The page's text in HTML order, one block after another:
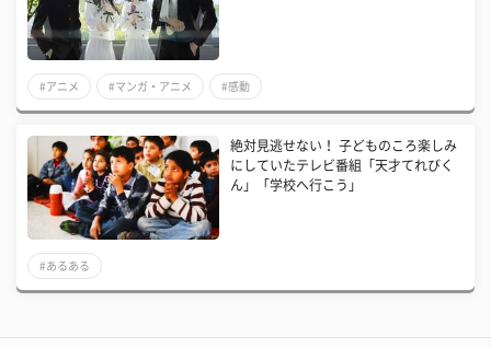
#アニメ #マンガ・アニメ #感動
絶対見逃せない！ 子どものころ楽しみ
にしていたテレビ番組「天才てれびく
ん」「学校へ行こう」
#あるある